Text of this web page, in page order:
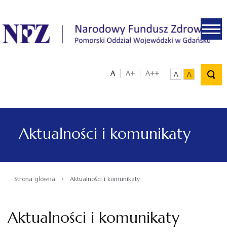
.
A A+ A++ A A
Aktualności i komunikaty
Strona główna › Aktualności i komunikaty
Aktualności i komunikaty